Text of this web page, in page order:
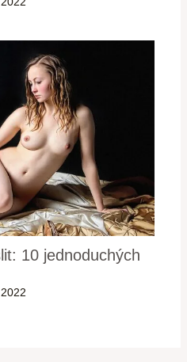
10 jednoduchých